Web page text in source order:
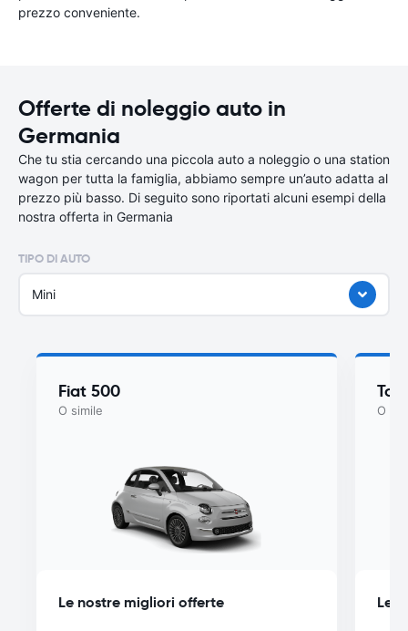
prezzo conveniente.
Offerte di noleggio auto in
Germania
Che tu stia cercando una piccola auto a noleggio o una station
wagon per tutta la famiglia, abbiamo sempre un’auto adatta al
prezzo più basso. Di seguito sono riportati alcuni esempi della
nostra offerta in Germania
TIPO DI AUTO
Mini
Fiat 500
O simile
Le nostre migliori offerte
O
Le